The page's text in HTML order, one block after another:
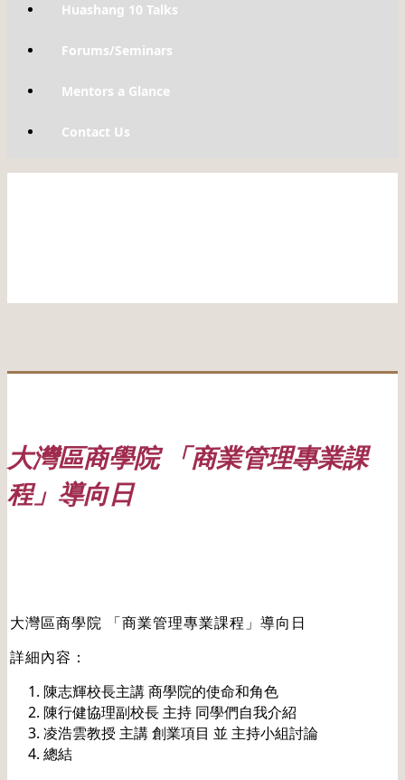
Huashang 10 Talks
Forums/Seminars
Mentors a Glance
Contact Us
大灣區商學院 「商業管理專業課
程」導向日
大灣區商學院 「商業管理專業課程」導向日
詳細內容：
陳志輝校長主講 商學院的使命和角色
陳行健協理副校長 主持 同學們自我介紹
凌浩雲教授 主講 創業項目 並 主持小組討論
總結